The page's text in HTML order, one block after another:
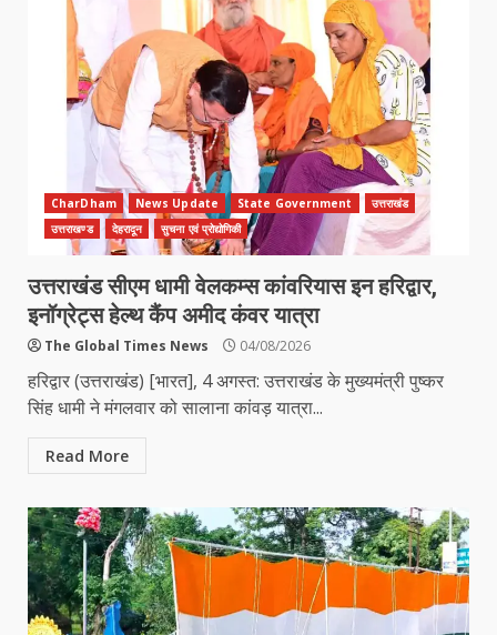
CharDham News Update State Government
उत्तराखंड
उत्तराखण्ड
देहरादून सुचना एवं प्रोद्योगिकी
उत्तराखंड सीएम धामी वेलकम्स कांवरियास इन हरिद्वार,
इनॉग्रेट्स हेल्थ कैंप अमीद कंवर यात्रा
The Global Times News 04/08/2026
हरिद्वार (उत्तराखंड) [भारत], 4 अगस्त: उत्तराखंड के मुख्यमंत्री पुष्कर
सिंह धामी ने मंगलवार को सालाना कांवड़ यात्रा...
Read More